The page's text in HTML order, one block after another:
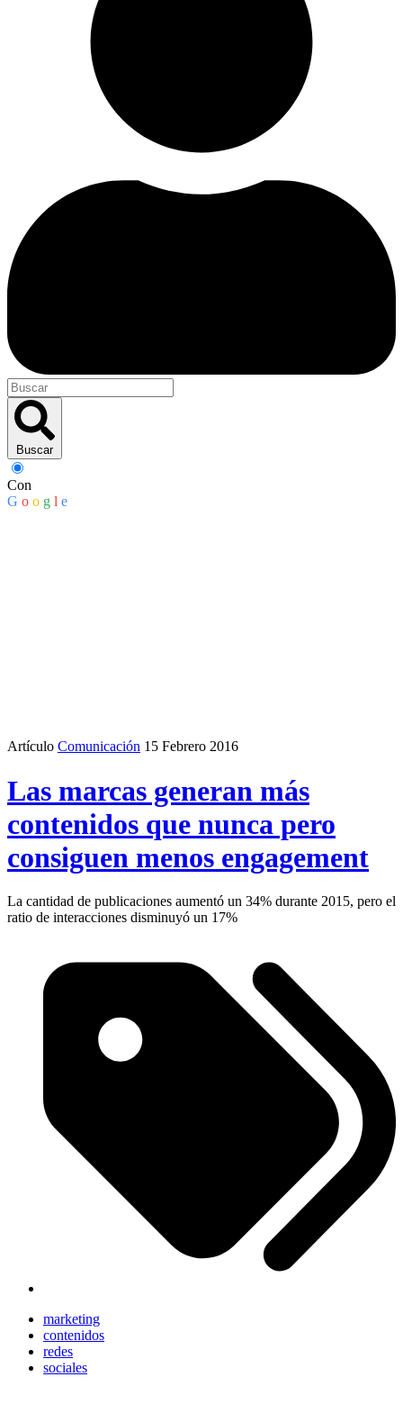
Buscar
Con
G o o g l e
Artículo Comunicación 15 Febrero 2016
Las marcas generan más
contenidos que nunca pero
consiguen menos engagement
La cantidad de publicaciones aumentó un 34% durante 2015, pero el
ratio de interacciones disminuyó un 17%
marketing
contenidos
redes
sociales